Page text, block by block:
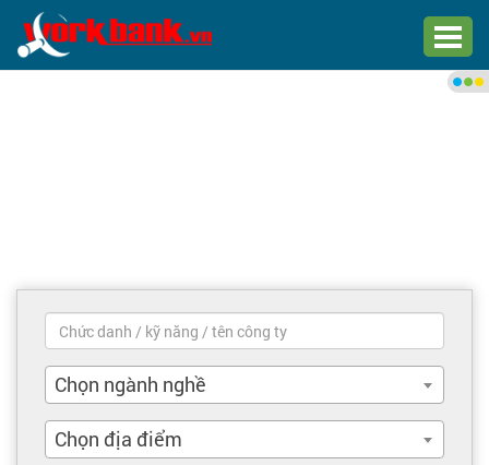
Trang chủ
Việc làm mới nhất
Tìm việc làm
Chọn ngành nghề
Chọn địa điểm